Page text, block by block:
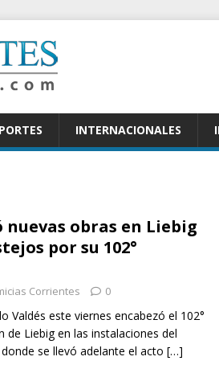
INTERNACIONALES
nuevas obras en Liebig
por su 102°
Corrientes 0
Valdés este viernes encabezó el 102°
de Liebig en las instalaciones del
se llevó adelante el acto […]